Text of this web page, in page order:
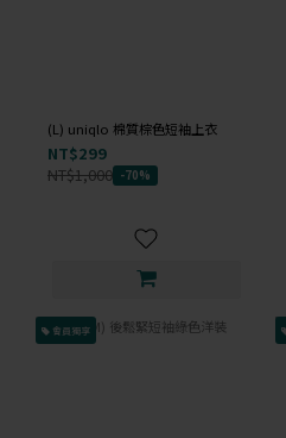
(L) uniqlo 棉質棕色短袖上衣
NT$299
NT$1,000 -70%
會員獨享